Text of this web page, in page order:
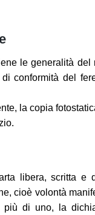
le generalità
conformità del
la copia
libera, scritta e
cioè volontà
di uno, la